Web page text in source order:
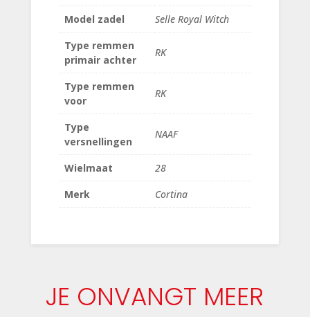
Model zadel
Selle Royal Witch
Type remmen
primair achter
RK
Type remmen
voor
RK
Type
versnellingen
NAAF
Wielmaat
28
Merk
Cortina
JE ONVANGT MEER